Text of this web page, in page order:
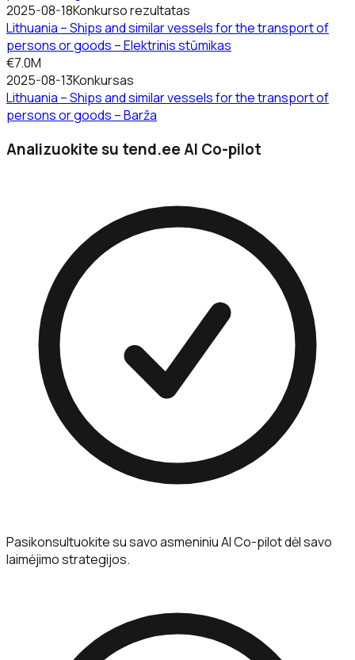
2025-08-18Konkurso rezultatas
Lithuania – Ships and similar vessels for the transport of
persons or goods – Elektrinis stūmikas
€7.0M
2025-08-13Konkursas
Lithuania – Ships and similar vessels for the transport of
persons or goods – Barža
Analizuokite su tend.ee AI Co-pilot
Pasikonsultuokite su savo asmeniniu AI Co-pilot dėl savo
laimėjimo strategijos.